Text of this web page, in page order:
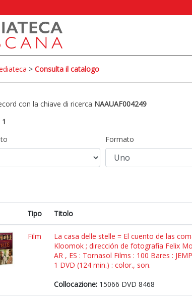
> Consulta il catalogo
con la chiave di ricerca NAAUAF004249
1
Formato
Tipo Titolo
Film
La casa delle stelle = El cuento de las
Kloomok ; dirección de fotografia Felix
AR , ES : Tornasol Films : 100 Bares :
1 DVD (124 min.) : color., son.
Collocazione: 15066 DVD 8468